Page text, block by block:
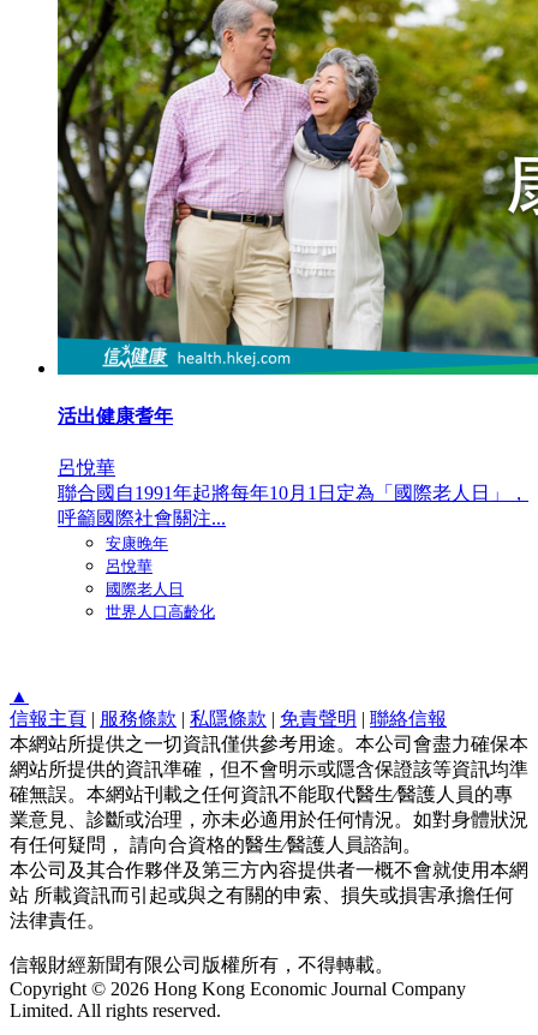
活出健康耆年
呂悅華
聯合國自1991年起將每年10月1日定為「國際老人日」，
呼籲國際社會關注...
安康晚年
呂悅華
國際老人日
世界人口高齡化
▲
信報主頁 | 服務條款 | 私隱條款 | 免責聲明 | 聯絡信報
本網站所提供之一切資訊僅供參考用途。本公司會盡力確保本
網站所提供的資訊準確，但不會明示或隱含保證該等資訊均準
確無誤。本網站刊載之任何資訊不能取代醫生∕醫護人員的專
業意見、診斷或治理，亦未必適用於任何情況。如對身體狀況
有任何疑問， 請向合資格的醫生∕醫護人員諮詢。
本公司及其合作夥伴及第三方內容提供者一概不會就使用本網
站 所載資訊而引起或與之有關的申索、損失或損害承擔任何
法律責任。
信報財經新聞有限公司版權所有，不得轉載。
Copyright © 2026 Hong Kong Economic Journal Company
Limited. All rights reserved.